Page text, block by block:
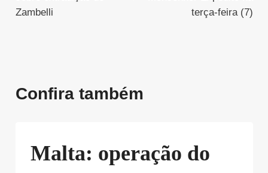
Zambelli
terça-feira (7)
Confira também
Malta: operação do